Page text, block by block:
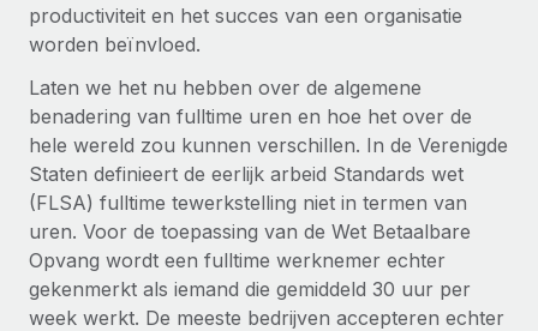
Compliance Watchtower
Apparaatbeheer
Lever en track wereldwijd IT-middelen
Entiteiten oprichten
Stel snel compliant entiteiten op
Mobiliteit en overplaatsing
Plaats werknemers moeiteloos over
Global Payroll
EOR en PEO
Contractor Management
Belastingen
Naar de blog
productiviteit en het succes van een organisatie
worden beïnvloed.
Laten we het nu hebben over de algemene
benadering van fulltime uren en hoe het over de
hele wereld zou kunnen verschillen. In de Verenigde
Staten definieert de eerlijk arbeid Standards wet
(FLSA) fulltime tewerkstelling niet in termen van
uren. Voor de toepassing van de Wet Betaalbare
Opvang wordt een fulltime werknemer echter
gekenmerkt als iemand die gemiddeld 30 uur per
week werkt. De meeste bedrijven accepteren echter